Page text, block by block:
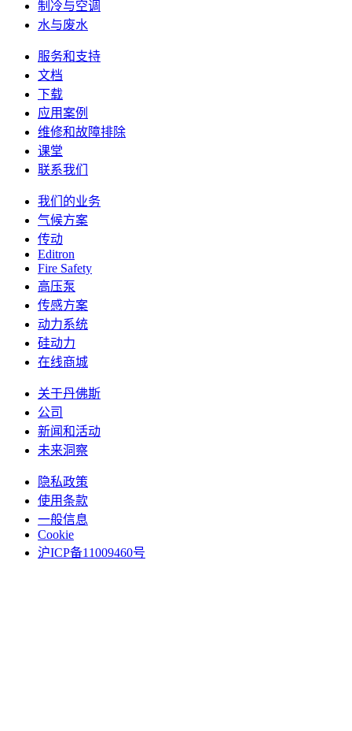
制冷与空调
水与废水
服务和支持
文档
下载
应用案例
维修和故障排除
课堂
联系我们
我们的业务
气候方案
传动
Editron
Fire Safety
高压泵
传感方案
动力系统
硅动力
在线商城
关于丹佛斯
公司
新闻和活动
未来洞察
隐私政策
使用条款
一般信息
Cookie
沪ICP备11009460号